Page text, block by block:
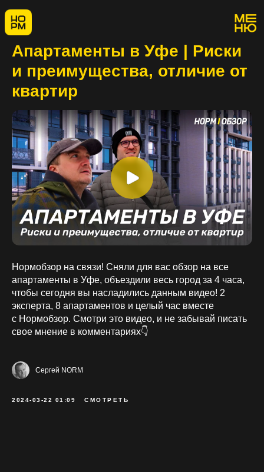
Апартаменты в Уфе | Риски
и преимущества, отличие от
квартир
Нормобзор на связи! Сняли для вас обзор на все
апартаменты в Уфе, объездили весь город за 4 часа,
чтобы сегодня вы насладились данным видео! 2
эксперта, 8 апартаментов и целый час вместе
с Нормобзор. Смотри это видео, и не забывай писать
свое мнение в комментариях👇
Сергей NORM
2024-03-22 01:09 СМОТРЕТЬ